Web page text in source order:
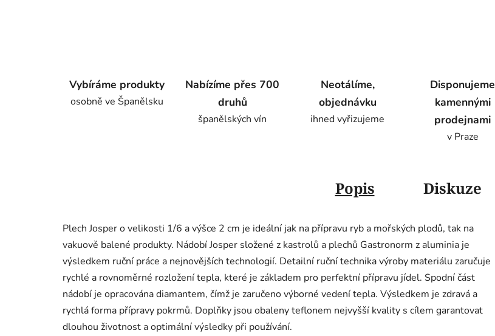
Vybíráme produkty
osobně ve Španělsku
Nabízíme přes 700
druhů
španělských vín
Neotálíme,
objednávku
ihned vyřizujeme
Disponujeme
kamennými
prodejnami
v Praze
Popis Diskuze
Plech Josper o velikosti 1/6 a výšce 2 cm je ideální jak na přípravu ryb a mořských plodů, tak na
vakuově balené produkty. Nádobí Josper složené z kastrolů a plechů Gastronorm z aluminia je
výsledkem ruční práce a nejnovějších technologií. Detailní ruční technika výroby materiálu zaručuje
rychlé a rovnoměrné rozložení tepla, které je základem pro perfektní přípravu jídel. Spodní část
nádobí je opracována diamantem, čímž je zaručeno výborné vedení tepla. Výsledkem je zdravá a
rychlá forma přípravy pokrmů. Doplňky jsou obaleny teflonem nejvyšší kvality s cílem garantovat
dlouhou životnost a optimální výsledky při používání.